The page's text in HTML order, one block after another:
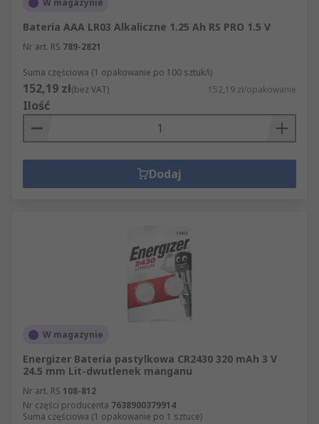
W magazynie
Bateria AAA LR03 Alkaliczne 1.25 Ah RS PRO 1.5 V
Nr art. RS 789-2821
Suma częściowa (1 opakowanie po 100 sztuk/i)
152,19 zł(bez VAT) 152,19 zł/opakowanie
Ilość
Dodaj
W magazynie
Energizer Bateria pastylkowa CR2430 320 mAh 3 V
24.5 mm Lit-dwutlenek manganu
Nr art. RS 108-812
Nr części producenta 7638900379914
Suma częściowa (1 opakowanie po 1 sztuce)